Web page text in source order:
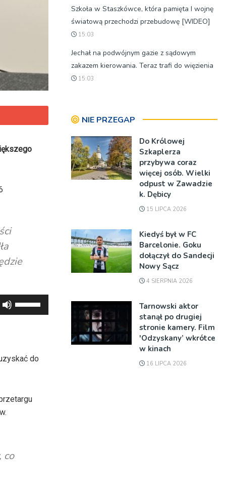
strzałek
zwiększyć
do
co
Szkoła w Staszkówce, która pamięta I wojnę
światową przechodzi przebudowę [WIDEO]
15:03
Jechał na podwójnym gazie z sądowym
zakazem kierowania. Teraz trafi do więzienia
15:03
NIE PRZEGAP
Do Królowej
Szkaplerza
przybywa coraz
więcej osób. Wielki
odpust w Zawadzie
k. Dębicy
15 LIPCA 2026
Kiedyś był w FC
Barcelonie. Goku
dołączył do Sandecji
Nowy Sącz
4 SIERPNIA 2026
Tarnowski aktor
stanął po drugiej
stronie kamery. Film
'Odzyskany’ wkrótce
w kinach
16 LIPCA 2026